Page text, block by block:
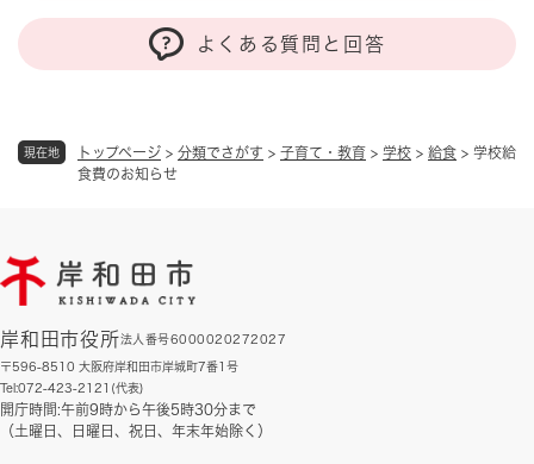
現在地 トップページ > 分類でさがす > 子育て・教育 > 学校 > 給食 > 学校給
食費のお知らせ
よくある質問と回答
岸和田市役所法人番号6000020272027
〒596-8510 大阪府岸和田市岸城町7番1号
Tel:072-423-2121(代表)
開庁時間:午前9時から午後5時30分まで
（土曜日、日曜日、祝日、年末年始除く）